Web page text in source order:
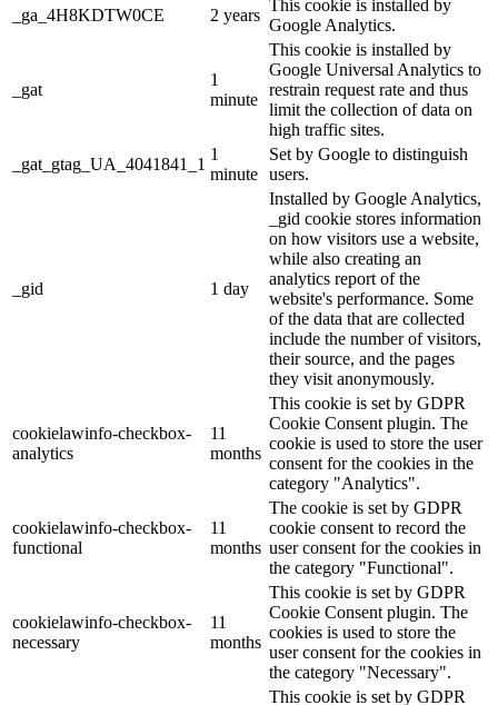
_ga_4H8KDTW0CE 2 years
This cookie is installed by
Google Analytics.
_gat
1
minute
This cookie is installed by
Google Universal Analytics to
restrain request rate and thus
limit the collection of data on
high traffic sites.
_gat_gtag_UA_4041841_1
1
minute
Set by Google to distinguish
users.
_gid 1 day
Installed by Google Analytics,
_gid cookie stores information
on how visitors use a website,
while also creating an
analytics report of the
website's performance. Some
of the data that are collected
include the number of visitors,
their source, and the pages
they visit anonymously.
cookielawinfo-checkbox-
analytics
11
months
This cookie is set by GDPR
Cookie Consent plugin. The
cookie is used to store the user
consent for the cookies in the
category "Analytics".
cookielawinfo-checkbox-
functional
11
months
The cookie is set by GDPR
cookie consent to record the
user consent for the cookies in
the category "Functional".
cookielawinfo-checkbox-
necessary
11
months
This cookie is set by GDPR
Cookie Consent plugin. The
cookies is used to store the
user consent for the cookies in
the category "Necessary".
This cookie is set by GDPR